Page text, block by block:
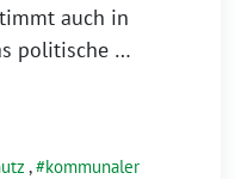
auch in
politische …
,
kommunaler